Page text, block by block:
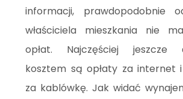
informacji, prawdopodobnie
właściciela mieszkania nie
opłat. Najczęściej jeszcze
kosztem są opłaty za internet
za kablówkę. Jak widać